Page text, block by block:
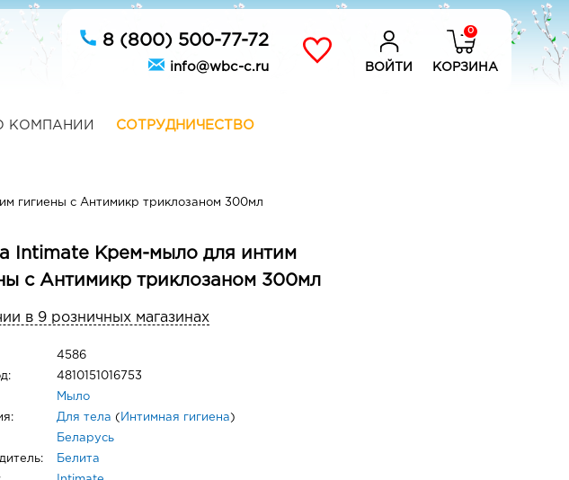
8 (800) 500-77-72
info@wbc-c.ru ВОЙТИ
0
КОРЗИНА
КОМПАНИИ СОТРУДНИЧЕСТВО
гигиены с Антимикр триклозаном 300мл
Intimate Крем-мыло для интим
с Антимикр триклозаном 300мл
в 9 розничных магазинах
4586
4810151016753
Мыло
Для тела ( Интимная гигиена )
Беларусь
Белита